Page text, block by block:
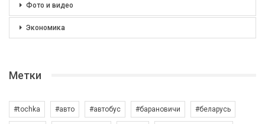
Фото и видео
Экономика
Метки
#tochka #авто #автобус #барановичи #беларусь